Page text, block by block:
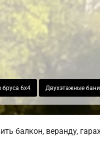
бруса 6х4 Двухэтажные
балкон, веранду,